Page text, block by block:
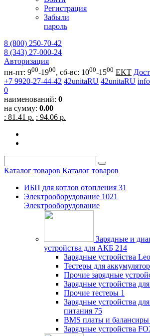
Регистрация
Забыли
пароль
8 (800) 250-70-42
8 (343) 27-000-24
Авторизация
пн-пт: 900-1900, сб-вс: 1000-1500 EKT
+7 9920-27-44-42 42unitaRU 42unitaRU
0
наименований: 0
на сумму: 0.00
: 81.41 р. : 94.06 р.
Каталог товаров Каталог товаров
ИБП для котлов отопления 31
Электрооборудование 1021
Электрооборудование
Зарядные и
устройства для АКБ 214
Зарядные устройства
Тестеры для
Прочие зарядные
Зарядные устройства
Прочие тестеры 1
Зарядные устройства
питания 75
BMS платы и балансиры
Зарядные устройства